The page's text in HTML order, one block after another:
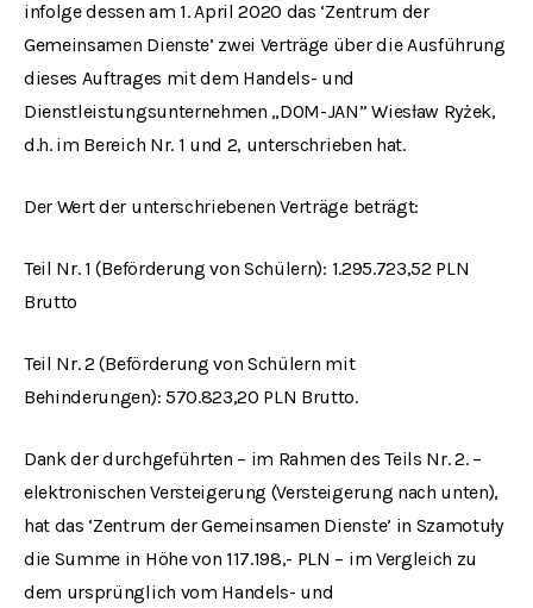
infolge dessen am 1. April 2020 das ‘Zentrum der
Gemeinsamen Dienste’ zwei Verträge über die Ausführung
dieses Auftrages mit dem Handels- und
Dienstleistungsunternehmen „DOM-JAN” Wiesław Ryżek,
d.h. im Bereich Nr. 1 und 2, unterschrieben hat.
Der Wert der unterschriebenen Verträge beträgt:
Teil Nr. 1 (Beförderung von Schülern): 1.295.723,52 PLN
Brutto
Teil Nr. 2 (Beförderung von Schülern mit
Behinderungen): 570.823,20 PLN Brutto.
Dank der durchgeführten – im Rahmen des Teils Nr. 2. –
elektronischen Versteigerung (Versteigerung nach unten),
hat das ‘Zentrum der Gemeinsamen Dienste’ in Szamotuły
die Summe in Höhe von 117.198,- PLN – im Vergleich zu
dem ursprünglich vom Handels- und